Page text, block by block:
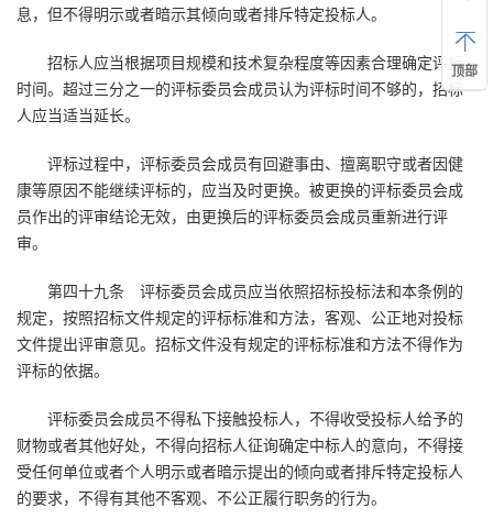
息，但不得明示或者暗示其倾向或者排斥特定投标人。
招标人应当根据项目规模和技术复杂程度等因素合理确定评标
时间。超过三分之一的评标委员会成员认为评标时间不够的，招标
人应当适当延长。
评标过程中，评标委员会成员有回避事由、擅离职守或者因健
康等原因不能继续评标的，应当及时更换。被更换的评标委员会成
员作出的评审结论无效，由更换后的评标委员会成员重新进行评
审。
第四十九条 评标委员会成员应当依照招标投标法和本条例的
规定，按照招标文件规定的评标标准和方法，客观、公正地对投标
文件提出评审意见。招标文件没有规定的评标标准和方法不得作为
评标的依据。
评标委员会成员不得私下接触投标人，不得收受投标人给予的
财物或者其他好处，不得向招标人征询确定中标人的意向，不得接
受任何单位或者个人明示或者暗示提出的倾向或者排斥特定投标人
的要求，不得有其他不客观、不公正履行职务的行为。
顶部